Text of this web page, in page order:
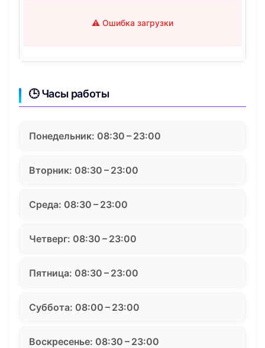
⚠️ Ошибка загрузки
🕒 Часы работы
Понедельник: 08:30 – 23:00
Вторник: 08:30 – 23:00
Среда: 08:30 – 23:00
Четверг: 08:30 – 23:00
Пятница: 08:30 – 23:00
Суббота: 08:00 – 23:00
Воскресенье: 08:30 – 23:00